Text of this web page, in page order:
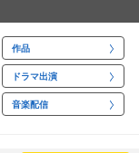
作品
ドラマ出演
音楽配信